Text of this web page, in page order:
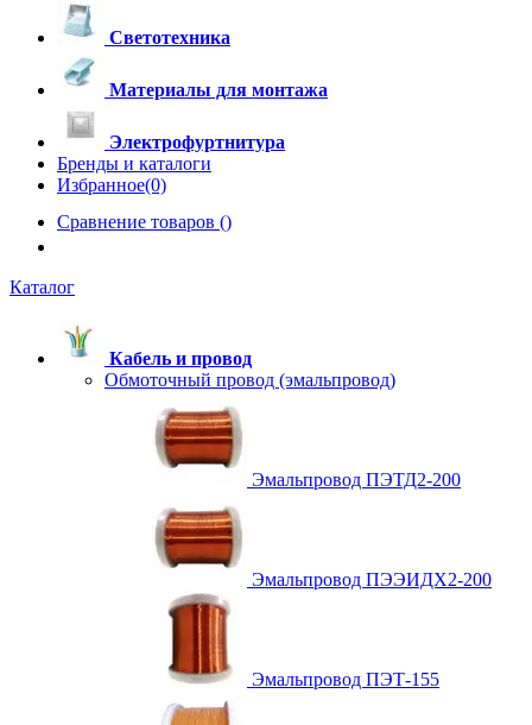
Светотехника
Материалы для монтажа
Электрофуртнитура
Бренды и каталоги
Избранное(0)
Сравнение товаров ()
Каталог
Кабель и провод
Обмоточный провод (эмальпровод)
Эмальпровод ПЭТД2-200
Эмальпровод ПЭЭИДХ2-200
Эмальпровод ПЭТ-155